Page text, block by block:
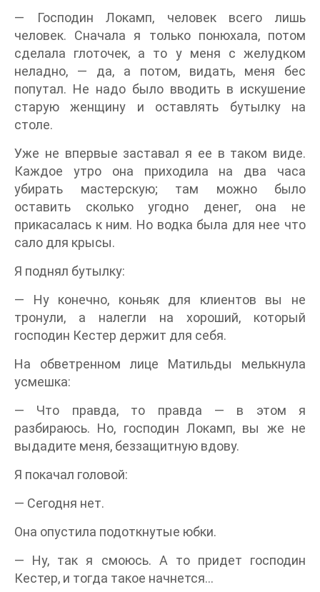
— Господин Локамп, человек всего лишь
человек. Сначала я только понюхала, потом
сделала глоточек, а то у меня с желудком
неладно, — да, а потом, видать, меня бес
попутал. Не надо было вводить в искушение
старую женщину и оставлять бутылку на
столе.
Уже не впервые заставал я ее в таком виде.
Каждое утро она приходила на два часа
убирать мастерскую; там можно было
оставить сколько угодно денег, она не
прикасалась к ним. Но водка была для нее что
сало для крысы.
Я поднял бутылку:
— Ну конечно, коньяк для клиентов вы не
тронули, а налегли на хороший, который
господин Кестер держит для себя.
На обветренном лице Матильды мелькнула
усмешка:
— Что правда, то правда — в этом я
разбираюсь. Но, господин Локамп, вы же не
выдадите меня, беззащитную вдову.
Я покачал головой:
— Сегодня нет.
Она опустила подоткнутые юбки.
— Ну, так я смоюсь. А то придет господин
Кестер, и тогда такое начнется…